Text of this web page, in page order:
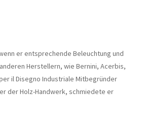
er entsprechende Beleuchtung und
Herstellern, wie Bernini, Acerbis,
il Disegno Industriale Mitbegründer
der Holz-Handwerk, schmiedete er